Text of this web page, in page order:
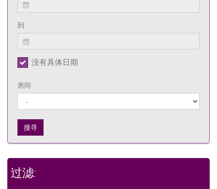
到
没有具体日期
房间
搜寻
过滤: